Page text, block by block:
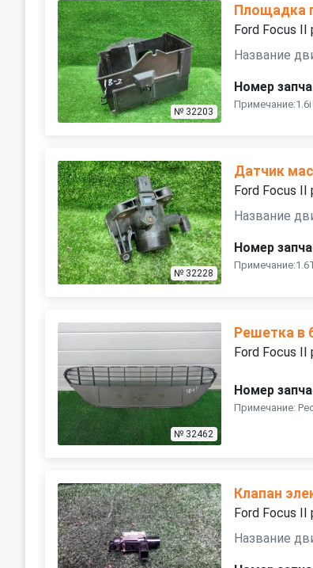
№ 32203
Площадка
Ford Focus
Название
Номер
Примечание:1.6i
№ 32228
Датчик
Ford Focus
Название
Номер
№ 32462
Решетка в
Ford Focus
Номер
Примечание:
Клапан
Ford Focus
Название